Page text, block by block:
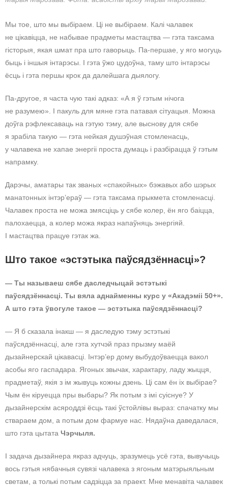
Мы тое, што мы выбіраем. Ці не выбіраем. Калі чалавек
не цікавіцца, не набывае прадметы мастацтва — гэта таксама
гісторыя, якая шмат пра што гаворыць. Па-першае, у яго могуць
быць і іншыя інтарэсы. І гэта ўжо цудоўна, таму што інтарэсы
ёсць і гэта першы крок да далейшага дыялогу.
Па-другое, я часта чую такі адказ: «А я ў гэтым нічога
не разумею». І пакуль для мяне гэта патавая сітуацыя. Можна
доўга рэфлексаваць на гэтую тэму, але выснову для сябе
я зрабіла такую — гэта нейкая душэўная стомленасць,
у чалавека не хапае энергіі проста думаць і разбірацца ў гэтым
напрамку.
Дарэчы, аматары так званых «спакойных» бэжавых або шэрых
манатонных інтэр’ераў — гэта таксама прыкмета стомленасці.
Чалавек проста не можа змясціць у сябе колер, ён яго баіцца,
палохаецца, а колер можа якраз напаўняць энергіяй.
І мастацтва працуе гэтак жа.
Што такое «эстэтыка паўсядзённасці»?
— Ты называеш сябе даследчыцай эстэтыкі
паўсядзённасці. Ты вяла аднайменны курс у «Акадэміі 50+».
А што гэта ўвогуле такое — эстэтыка паўсядзённасці?
— Я б сказала інакш — я даследую тэму эстэтыкі
паўсядзённасці, але гэта хутчэй праз прызму маёй
дызайнерскай цікавасці. Інтэр’ер дому выбудоўваецца вакол
асобы яго гаспадара. Ягоных звычак, характару, ладу жыцця,
прадметаў, якія з ім жывуць кожны дзень. Ці сам ён іх выбірае?
Чым ён кіруецца пры выбары? Як потым з імі суіснуе? У
дызайнерскім асяроддзі ёсць такі ўстойлівы выраз: спачатку мы
ствараем дом, а потым дом фармуе нас. Нядаўна даведалася,
што гэта цытата Чэрчыля.
І задача дызайнера якраз адчуць, зразумець усё гэта, вывучыць
вось гэтыя нябачныя сувязі чалавека з ягоным матэрыяльным
светам, а толькі потым садзіцца за праект. Мне менавіта чалавек